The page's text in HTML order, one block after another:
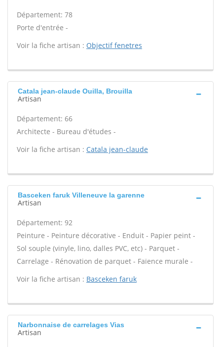
Département: 78
Porte d'entrée -
Voir la fiche artisan : Objectif fenetres
Catala jean-claude Ouilla, Brouilla
Artisan
Département: 66
Architecte - Bureau d'études -
Voir la fiche artisan : Catala jean-claude
Basceken faruk Villeneuve la garenne
Artisan
Département: 92
Peinture - Peinture décorative - Enduit - Papier peint -
Sol souple (vinyle, lino, dalles PVC, etc) - Parquet -
Carrelage - Rénovation de parquet - Faïence murale -
Voir la fiche artisan : Basceken faruk
Narbonnaise de carrelages Vias
Artisan